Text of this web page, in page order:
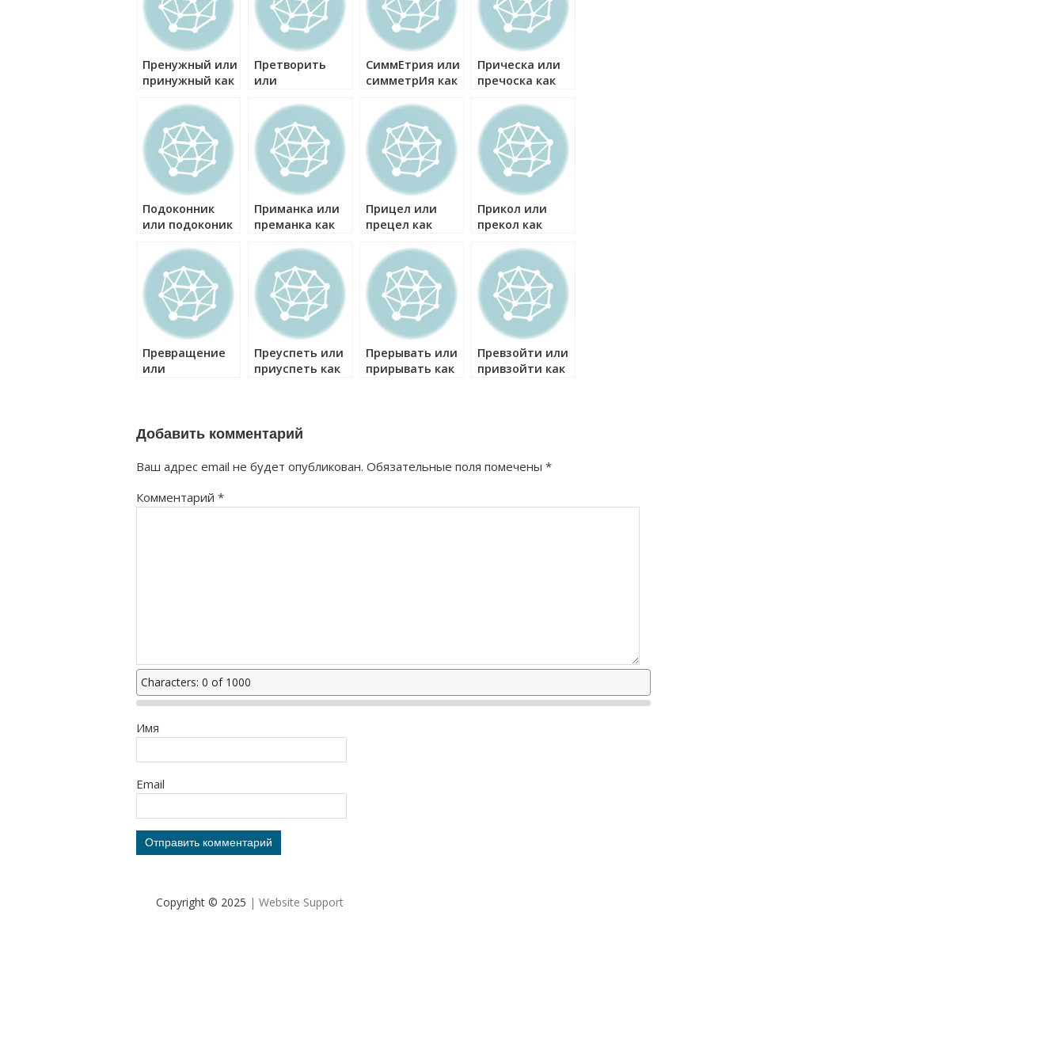
Пренужный или
принужный как
Претворить
или
правильно?
СиммЕтрия или
симметрИя как
Прическа или
пречоска как
Подоконник
или подоконик
Приманка или
преманка как
Прицел или
прецел как
Прикол или
прекол как
Превращение
или
Преуспеть или
приуспеть как
Прерывать или
прирывать как
Превзойти или
привзойти как
Добавить комментарий
Ваш адрес email не будет опубликован. Обязательные поля помечены *
Комментарий *
Characters: 0 of 1000
Имя
Email
Copyright © 2025 | Website Support